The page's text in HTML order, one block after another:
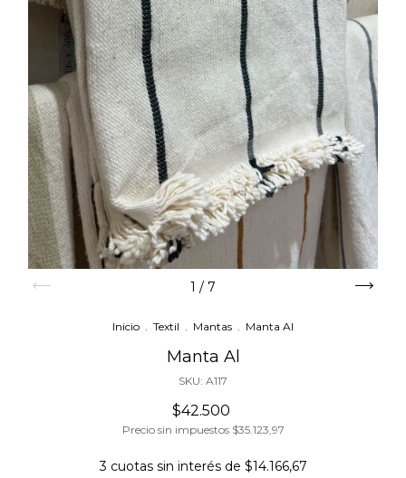
1 / 7
Inicio Textil Mantas Manta Al
Manta Al
SKU: A117
$42.500
Precio sin impuestos $35.123,97
3 cuotas sin interés de $14.166,67